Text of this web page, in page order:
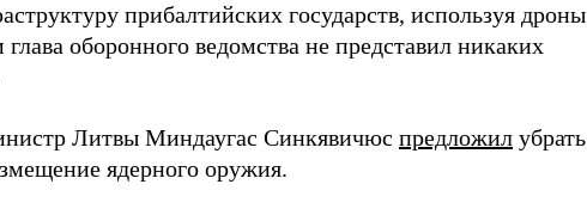
прибалтийских государств, используя дроны
оборонного ведомства не представил никаких
Литвы Миндаугас Синкявичюс предложил убрать
ядерного оружия.